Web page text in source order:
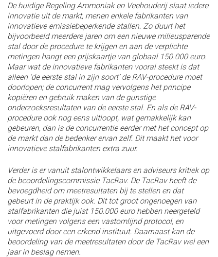
De huidige Regeling Ammoniak en Veehouderij slaat iedere
innovatie uit de markt, menen enkele fabrikanten van
innovatieve emissiebeperkende stallen. Zo duurt het
bijvoorbeeld meerdere jaren om een nieuwe milieusparende
stal door de procedure te krijgen en aan de verplichte
metingen hangt een prijskaartje van globaal 150.000 euro.
Maar wat de innovatieve fabrikanten vooral steekt is dat
alleen ‘de eerste stal in zijn soort’ de RAV-procedure moet
doorlopen; de concurrent mag vervolgens het principe
kopiëren en gebruik maken van de gunstige
onderzoeksresultaten van de eerste stal. En als de RAV-
procedure ook nog eens uitloopt, wat gemakkelijk kan
gebeuren, dan is de concurrentie eerder met het concept op
de markt dan de bedenker ervan zelf. Dit maakt het voor
innovatieve stalfabrikanten extra zuur.
Verder is er vanuit stalontwikkelaars en adviseurs kritiek op
de beoordelingscommissie TacRav. De TacRav heeft de
bevoegdheid om meetresultaten bij te stellen en dat
gebeurt in de praktijk ook. Dit tot groot ongenoegen van
stalfabrikanten die juist 150.000 euro hebben neergeteld
voor metingen volgens een vastomlijnd protocol, en
uitgevoerd door een erkend instituut. Daarnaast kan de
beoordeling van de meetresultaten door de TacRav wel een
jaar in beslag nemen.